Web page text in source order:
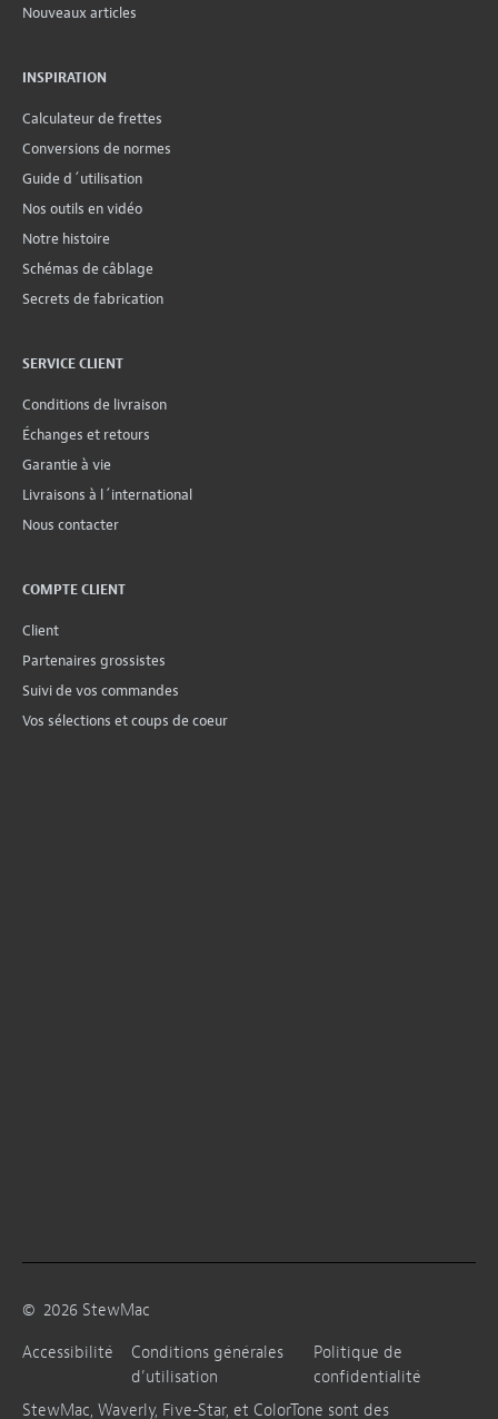
Nouveaux articles
INSPIRATION
Calculateur de frettes
Conversions de normes
Guide d´utilisation
Nos outils en vidéo
Notre histoire
Schémas de câblage
Secrets de fabrication
SERVICE CLIENT
Conditions de livraison
Échanges et retours
Garantie à vie
Livraisons à l´international
Nous contacter
COMPTE CLIENT
Client
Partenaires grossistes
Suivi de vos commandes
Vos sélections et coups de coeur
© 2026 StewMac
Accessibilité
Conditions générales
d’utilisation
Politique de
confidentialité
StewMac, Waverly, Five-Star, et ColorTone sont des